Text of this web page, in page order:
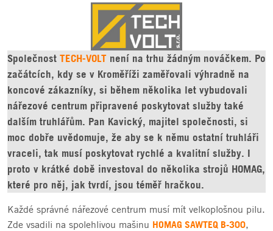
Společnost TECH-VOLT není na trhu žádným nováčkem. Po
začátcích, kdy se v Kroměříži zaměřovali výhradně na
koncové zákazníky, si během několika let vybudovali
nářezové centrum připravené poskytovat služby také
dalším truhlářům. Pan Kavický, majitel společnosti, si
moc dobře uvědomuje, že aby se k němu ostatní truhláři
vraceli, tak musí poskytovat rychlé a kvalitní služby. I
proto v krátké době investoval do několika strojů HOMAG,
které pro něj, jak tvrdí, jsou téměř hračkou.
Každé správné nářezové centrum musí mít velkoplošnou pilu.
Zde vsadili na spolehlivou mašinu HOMAG SAWTEQ B-300,